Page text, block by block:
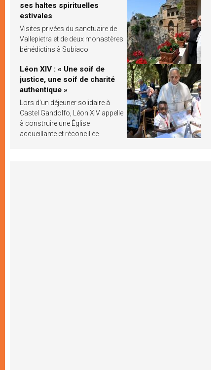
ses haltes spirituelles
estivales
Visites privées du sanctuaire de
Vallepietra et de deux monastères
bénédictins à Subiaco
Léon XIV : « Une soif de
justice, une soif de charité
authentique »
Lors d’un déjeuner solidaire à
Castel Gandolfo, Léon XIV appelle
à construire une Église
accueillante et réconciliée